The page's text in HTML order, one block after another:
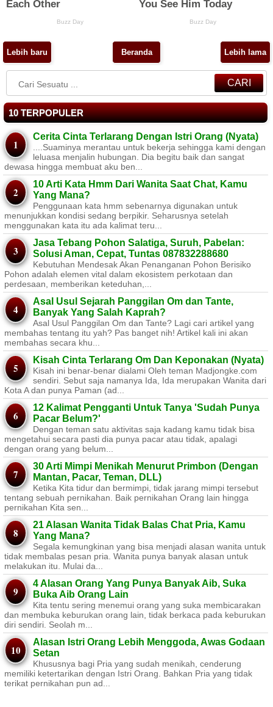
Lebih baru Lebih lama
Beranda
CARI
10 TERPOPULER
Cerita Cinta Terlarang Dengan Istri Orang (Nyata)
....Suaminya merantau untuk bekerja sehingga kami dengan
leluasa menjalin hubungan. Dia begitu baik dan sangat
dewasa hingga membuat aku ben...
10 Arti Kata Hmm Dari Wanita Saat Chat, Kamu
Yang Mana?
Penggunaan kata hmm sebenarnya digunakan untuk
menunjukkan kondisi sedang berpikir. Seharusnya setelah
menggunakan kata itu ada kalimat teru...
Jasa Tebang Pohon Salatiga, Suruh, Pabelan:
Solusi Aman, Cepat, Tuntas 087832288680
Kebutuhan Mendesak Akan Penanganan Pohon Berisiko ​
Pohon adalah elemen vital dalam ekosistem perkotaan dan
perdesaan, memberikan keteduhan,...
Asal Usul Sejarah Panggilan Om dan Tante,
Banyak Yang Salah Kaprah?
Asal Usul Panggilan Om dan Tante? Lagi cari artikel yang
membahas tentang itu yah? Pas banget nih! Artikel kali ini akan
membahas secara khu...
Kisah Cinta Terlarang Om Dan Keponakan (Nyata)
Kisah ini benar-benar dialami Oleh teman Madjongke.com
sendiri. Sebut saja namanya Ida, Ida merupakan Wanita dari
Kota A dan punya Paman (ad...
12 Kalimat Pengganti Untuk Tanya 'Sudah Punya
Pacar Belum?'
Dengan teman satu aktivitas saja kadang kamu tidak bisa
mengetahui secara pasti dia punya pacar atau tidak, apalagi
dengan orang yang belum...
30 Arti Mimpi Menikah Menurut Primbon (Dengan
Mantan, Pacar, Teman, DLL)
Ketika Kita tidur dan bermimpi, tidak jarang mimpi tersebut
tentang sebuah pernikahan. Baik pernikahan Orang lain hingga
pernikahan Kita sen...
21 Alasan Wanita Tidak Balas Chat Pria, Kamu
Yang Mana?
Segala kemungkinan yang bisa menjadi alasan wanita untuk
tidak membalas pesan pria. Wanita punya banyak alasan untuk
melakukan itu. Mulai da...
4 Alasan Orang Yang Punya Banyak Aib, Suka
Buka Aib Orang Lain
Kita tentu sering menemui orang yang suka membicarakan
dan membuka keburukan orang lain, tidak berkaca pada keburukan
diri sendiri. Seolah m...
Alasan Istri Orang Lebih Menggoda, Awas Godaan
Setan
Khususnya bagi Pria yang sudah menikah, cenderung
memiliki ketertarikan dengan Istri Orang. Bahkan Pria yang tidak
terikat pernikahan pun ad...